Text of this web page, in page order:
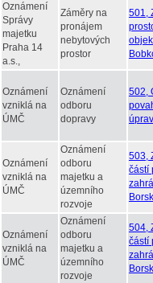
Oznámení
Správy
majetku
Praha 14
a.s.,
Záměry na
pronájem
nebytových
prostor
501,
Oznámení
vzniklá na
ÚMČ
Oznámení
odboru
dopravy
502,
Oznámení
vzniklá na
ÚMČ
Oznámení
odboru
majetku a
územního
rozvoje
503,
částí
Oznámení
vzniklá na
ÚMČ
Oznámení
odboru
majetku a
územního
rozvoje
504,
částí